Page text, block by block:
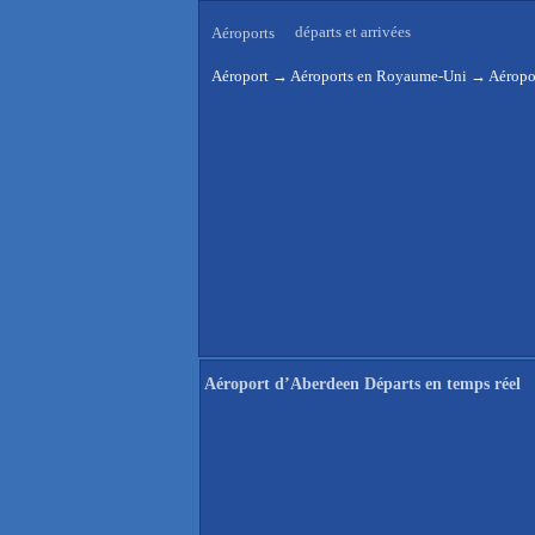
Aéroports départs et arrivées
Aéroport → Aéroports en Royaume-Uni →
Aéroport d’Aberdeen Départs en temps réel